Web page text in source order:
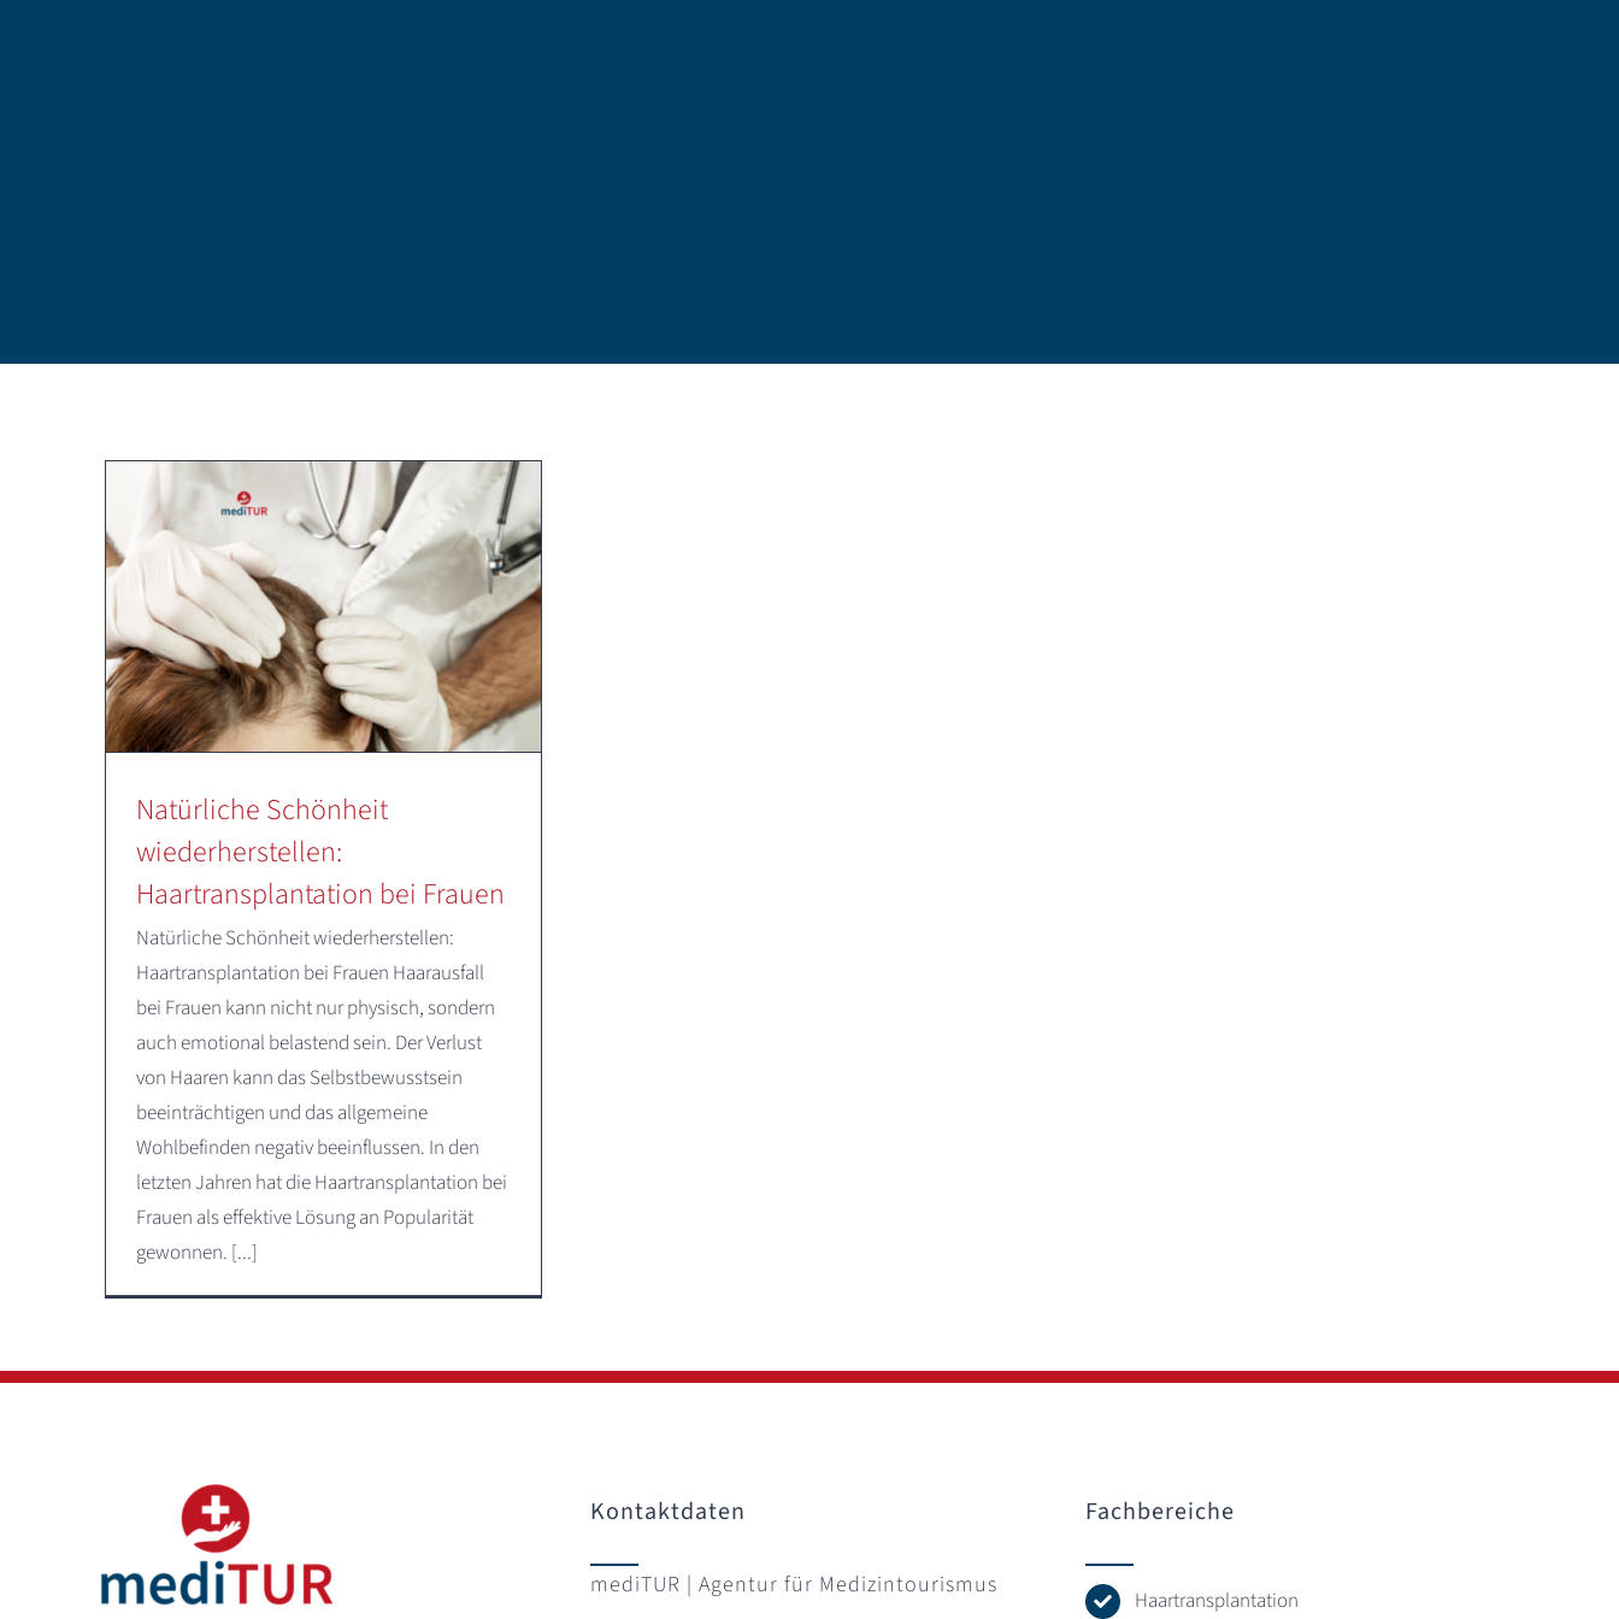
Natürliche Schönheit
wiederherstellen:
Haartransplantation bei Frauen
Natürliche Schönheit wiederherstellen:
Haartransplantation bei Frauen Haarausfall
bei Frauen kann nicht nur physisch, sondern
auch emotional belastend sein. Der Verlust
von Haaren kann das Selbstbewusstsein
beeinträchtigen und das allgemeine
Wohlbefinden negativ beeinflussen. In den
letzten Jahren hat die Haartransplantation bei
Frauen als effektive Lösung an Popularität
gewonnen. [...]
Kontaktdaten
mediTUR | Agentur für Medizintourismus
Fachbereiche
Haartransplantation